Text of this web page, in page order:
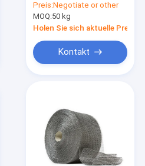
Mesh Widths 28mm
30m/Hitzebeständigkeit
Preis:Negotiate or other
MOQ:50 kg
Holen Sie sich aktuelle Preis
Kontakt